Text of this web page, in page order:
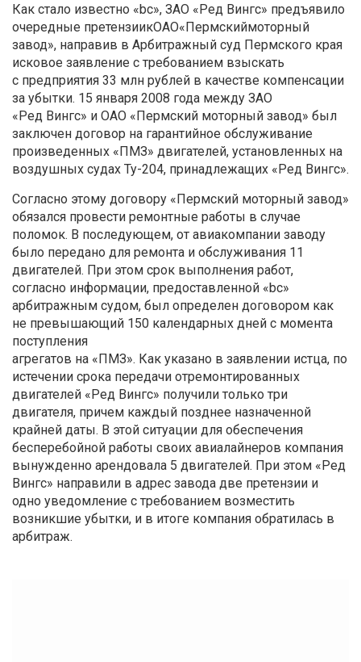
Как стало известно «bc», ЗАО «Ред Вингс» предъявило
очередные претензиикОАО«Пермскиймоторный
завод», направив в Арбитражный суд Пермского края
исковое заявление с требованием взыскать
с предприятия 33 млн рублей в качестве компенсации
за убытки. 15 января 2008 года между ЗАО
«Ред Вингс» и ОАО «Пермский моторный завод» был
заключен договор на гарантийное обслуживание
произведенных «ПМЗ» двигателей, установленных на
воздушных судах Ту-204, принадлежащих «Ред Вингс».
Согласно этому договору «Пермский моторный завод»
обязался провести ремонтные работы в случае
поломок. В последующем, от авиакомпании заводу
было передано для ремонта и обслуживания 11
двигателей. При этом срок выполнения работ,
согласно информации, предоставленной «bc»
арбитражным судом, был определен договором как
не превышающий 150 календарных дней с момента
поступления
агрегатов на «ПМЗ». Как указано в заявлении истца, по
истечении срока передачи отремонтированных
двигателей «Ред Вингс» получили только три
двигателя, причем каждый позднее назначенной
крайней даты. В этой ситуации для обеспечения
бесперебойной работы своих авиалайнеров компания
вынужденно арендовала 5 двигателей. При этом «Ред
Вингс» направили в адрес завода две претензии и
одно уведомление с требованием возместить
возникшие убытки, и в итоге компания обратилась в
арбитраж.